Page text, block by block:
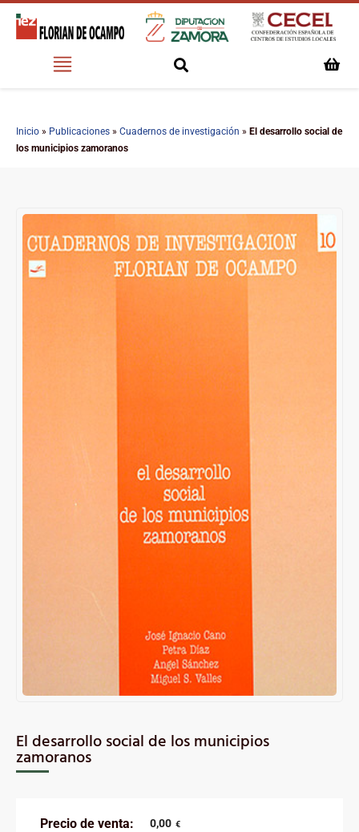
Inicio » Publicaciones » Cuadernos de investigación » El desarrollo social de
los municipios zamoranos
El desarrollo social de los municipios
zamoranos
Precio de venta: 0,00 €